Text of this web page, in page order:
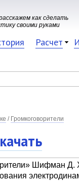
как сделать
своими руками
Расчет
/ Громкоговорители
Шифман Д.